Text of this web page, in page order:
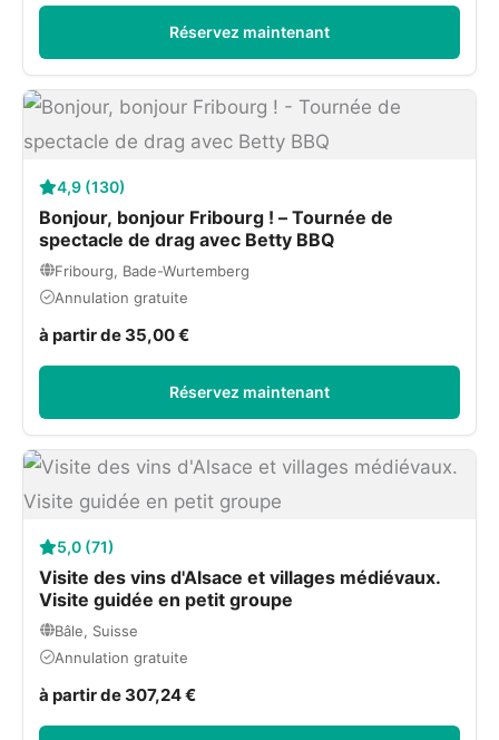
Réservez maintenant
4,9 (130)
Bonjour, bonjour Fribourg ! – Tournée de
spectacle de drag avec Betty BBQ
Fribourg, Bade-Wurtemberg
Annulation gratuite
à partir de 35,00 €
Réservez maintenant
5,0 (71)
Visite des vins d'Alsace et villages médiévaux.
Visite guidée en petit groupe
Bâle, Suisse
Annulation gratuite
à partir de 307,24 €